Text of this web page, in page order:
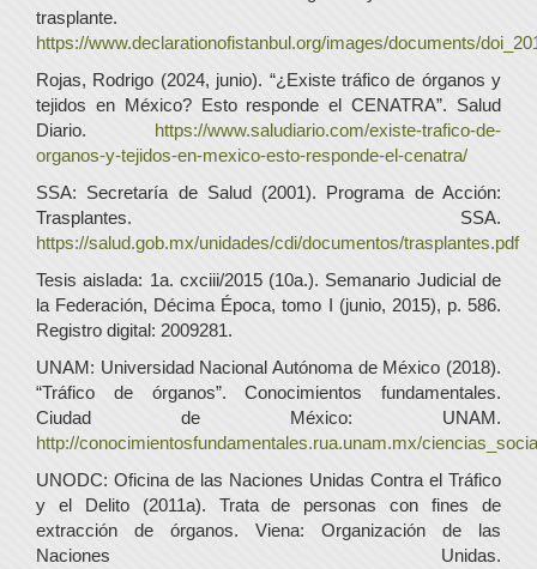
trasplante.
https://www.declarationofistanbul.org/images/documents/
Rojas, Rodrigo (2024, junio). “¿Existe tráfico de órganos y
tejidos en México? Esto responde el CENATRA”. Salud
Diario.
https://www.saludiario.com/existe-trafico-de-
organos-y-tejidos-en-mexico-esto-responde-el-cenatra/
SSA: Secretaría de Salud (2001). Programa de Acción:
Trasplantes. SSA.
https://salud.gob.mx/unidades/cdi/documentos/trasplantes.pdf
Tesis aislada: 1a. cxciii/2015 (10a.). Semanario Judicial de
la Federación, Décima Época, tomo I (junio, 2015), p. 586.
Registro digital: 2009281.
UNAM: Universidad Nacional Autónoma de México (2018).
“Tráfico de órganos”. Conocimientos fundamentales.
Ciudad de México: UNAM.
http://conocimientosfundamentales.rua.unam.mx/
UNODC: Oficina de las Naciones Unidas Contra el Tráfico
y el Delito (2011a). Trata de personas con fines de
extracción de órganos. Viena: Organización de las
Naciones Unidas.